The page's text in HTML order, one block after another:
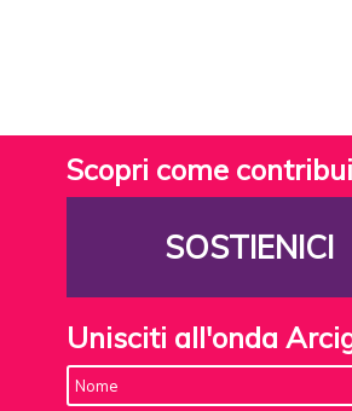
Scopri come
SOSTIENICI
Unisciti all'onda